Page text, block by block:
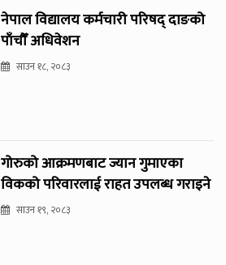
नेपाल विद्यालय कर्मचारी परिषद् दाङको
पाँचौँ अधिवेशन
साउन १८, २०८३
गोरुको आक्रमणबाट ज्यान गुमाएका
विकको परिवारलाई राहत उपलब्ध गराइने
साउन १९, २०८३